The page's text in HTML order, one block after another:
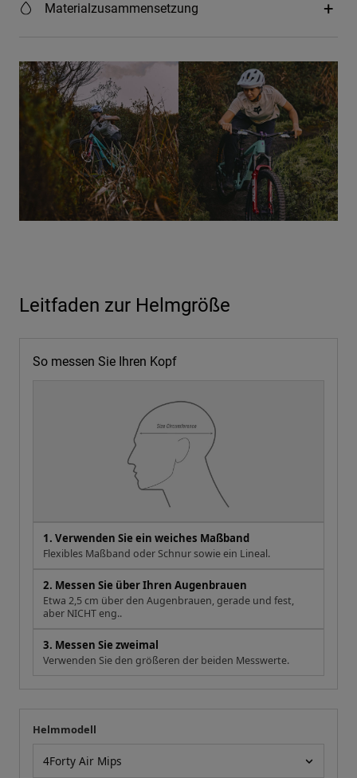
Materialzusammensetzung
Leitfaden zur Helmgröße
So messen Sie Ihren Kopf
1. Verwenden Sie ein weiches Maßband
Flexibles Maßband oder Schnur sowie ein Lineal.
2. Messen Sie über Ihren Augenbrauen
Etwa 2,5 cm über den Augenbrauen, gerade und fest,
aber NICHT eng..
3. Messen Sie zweimal
Verwenden Sie den größeren der beiden Messwerte.
Ihre Messung
Helmmodell